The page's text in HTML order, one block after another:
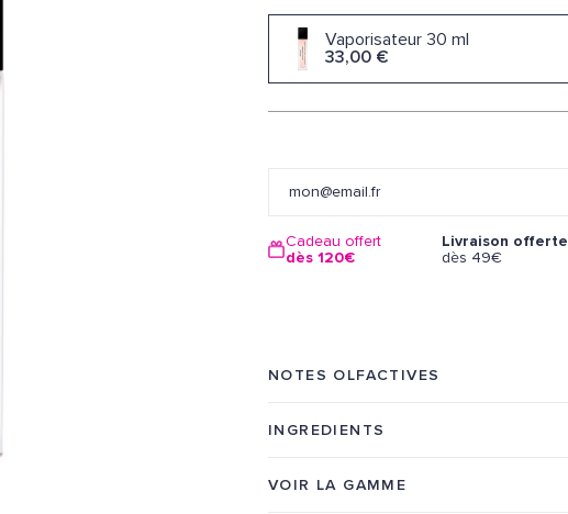
Vaporisateur 30 ml
33,00 €
Cadeau offert
dès 120€
Livraison offerte
dès 49€
NOTES OLFACTIVES
INGREDIENTS
VOIR LA GAMME